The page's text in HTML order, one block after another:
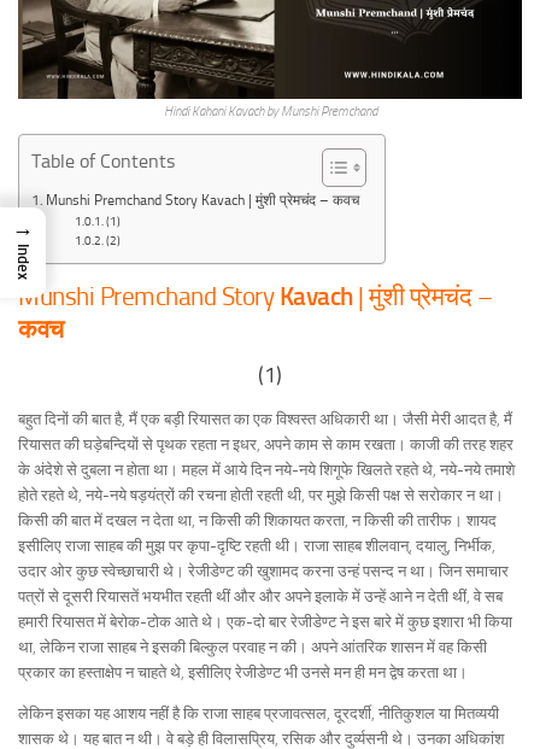
Hindi Kahani Kavach by Munshi Premchand
Table of Contents
Munshi Premchand Story Kavach | मुंशी प्रेमचंद – कवच
(1)
(2)
Munshi Premchand Story Kavach| मुंशी प्रेमचंद –
कवच
(1)
बहुत दिनों की बात है, मैं एक बड़ी रियासत का एक विश्वस्त अधिकारी था। जैसी मेरी आदत है, मैं
रियासत की घड़ेबन्दियों से पृथक रहता न इधर, अपने काम से काम रखता। काजी की तरह शहर
के अंदेशे से दुबला न होता था। महल में आये दिन नये-नये शिगूफे खिलते रहते थे, नये-नये तमाशे
होते रहते थे, नये-नये षड़यंत्रों की रचना होती रहती थी, पर मुझे किसी पक्ष से सरोकार न था।
किसी की बात में दखल न देता था, न किसी की शिकायत करता, न किसी की तारीफ। शायद
इसीलिए राजा साहब की मुझ पर कृपा-दृष्टि रहती थी। राजा साहब शीलवान्, दयालु, निर्भीक,
उदार ओर कुछ स्वेच्छाचारी थे। रेजीडेण्ट की खुशामद करना उन्हं पसन्द न था। जिन समाचार
पत्रों से दूसरी रियासतें भयभीत रहती थीं और और अपने इलाके में उन्हें आने न देती थीं, वे सब
हमारी रियासत में बेरोक-टोक आते थे। एक-दो बार रेजीडेण्ट ने इस बारे में कुछ इशारा भी किया
था, लेकिन राजा साहब ने इसकी बिल्कुल परवाह न की। अपने आंतरिक शासन में वह किसी
प्रकार का हस्ताक्षेप न चाहते थे, इसीलिए रेजीडेण्ट भी उनसे मन ही मन द्वेष करता था।
लेकिन इसका यह आशय नहीं है कि राजा साहब प्रजावत्सल, दूरदर्शी, नीतिकुशल या मितव्ययी
शासक थे। यह बात न थी। वे बड़े ही विलासप्रिय, रसिक और दुर्व्यसनी थे। उनका अधिकांश
→
Index